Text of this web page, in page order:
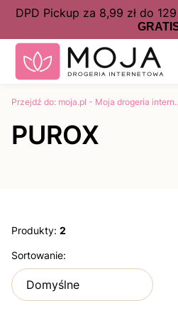
DPD Pickup za 8,99 zł do
Przejdź do: moja.pl - Moja drogeria internetowa kosmetyki, perfumy online w atrakcyjnych cenach
PUROX
Produkty: 2
Lista produktów
Sortowanie:
Domyślne